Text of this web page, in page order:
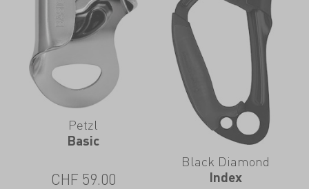
Petzl
Basic
CHF 59.00
Black Diamond
Index